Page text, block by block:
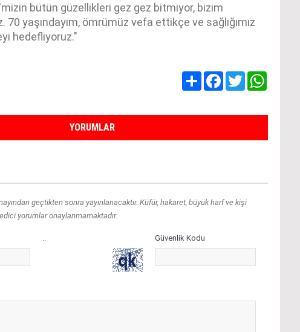
bütün güzellikleri gez gez bitmiyor, bizim
yaşındayım, ömrümüz vefa ettikçe ve sağlığımız
hedefliyoruz."
Share Facebook
TwitterWhatsApp
YORUMLAR
geçtikten sonra yayınlanacaktır. Küfür, hakaret, büyük harf ve kişi
yorumlar onaylanmamaktadır.
Güvenlik Kodu